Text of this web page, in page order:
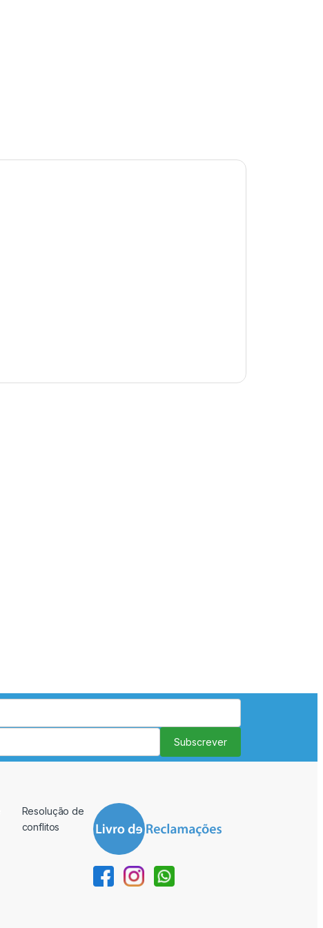
Subscrever
Resolução de
conflitos